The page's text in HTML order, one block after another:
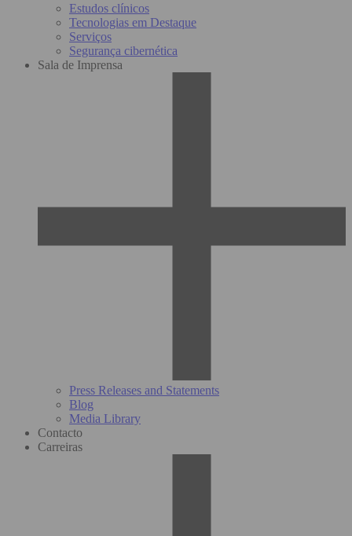
Estudos clínicos
Tecnologias em Destaque
Serviços
Segurança cibernética
Sala de Imprensa
Press Releases and Statements
Blog
Media Library
Contacto
Carreiras